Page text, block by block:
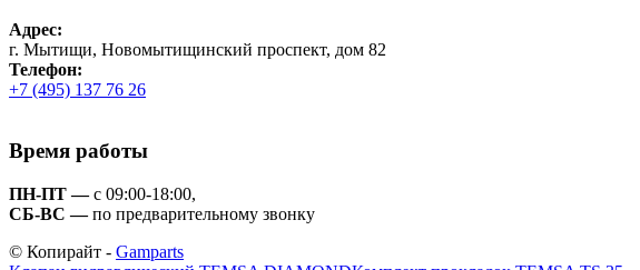
Адрес:
г. Мытищи, Новомытищинский проспект, дом 82
Телефон:
+7 (495) 137 76 26
Время работы
ПН-ПТ —с 09:00-18:00,
СБ-ВС —по предварительному звонку
© Копирайт - Gamparts